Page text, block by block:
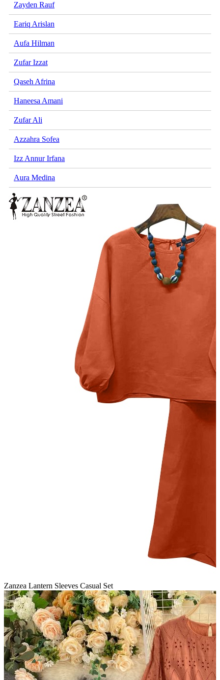
Zayden Rauf
Eariq Arislan
Aufa Hilman
Zufar Izzat
Qaseh Afrina
Haneesa Amani
Zufar Ali
Azzahra Sofea
Izz Annur Irfana
Aura Medina
Zanzea Lantern Sleeves Casual Set